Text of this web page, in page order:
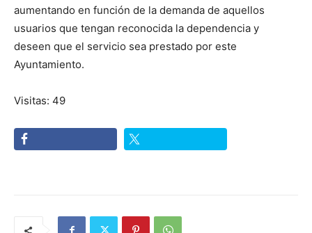
aumentando en función de la demanda de aquellos
usuarios que tengan reconocida la dependencia y
deseen que el servicio sea prestado por este
Ayuntamiento.
Visitas: 49